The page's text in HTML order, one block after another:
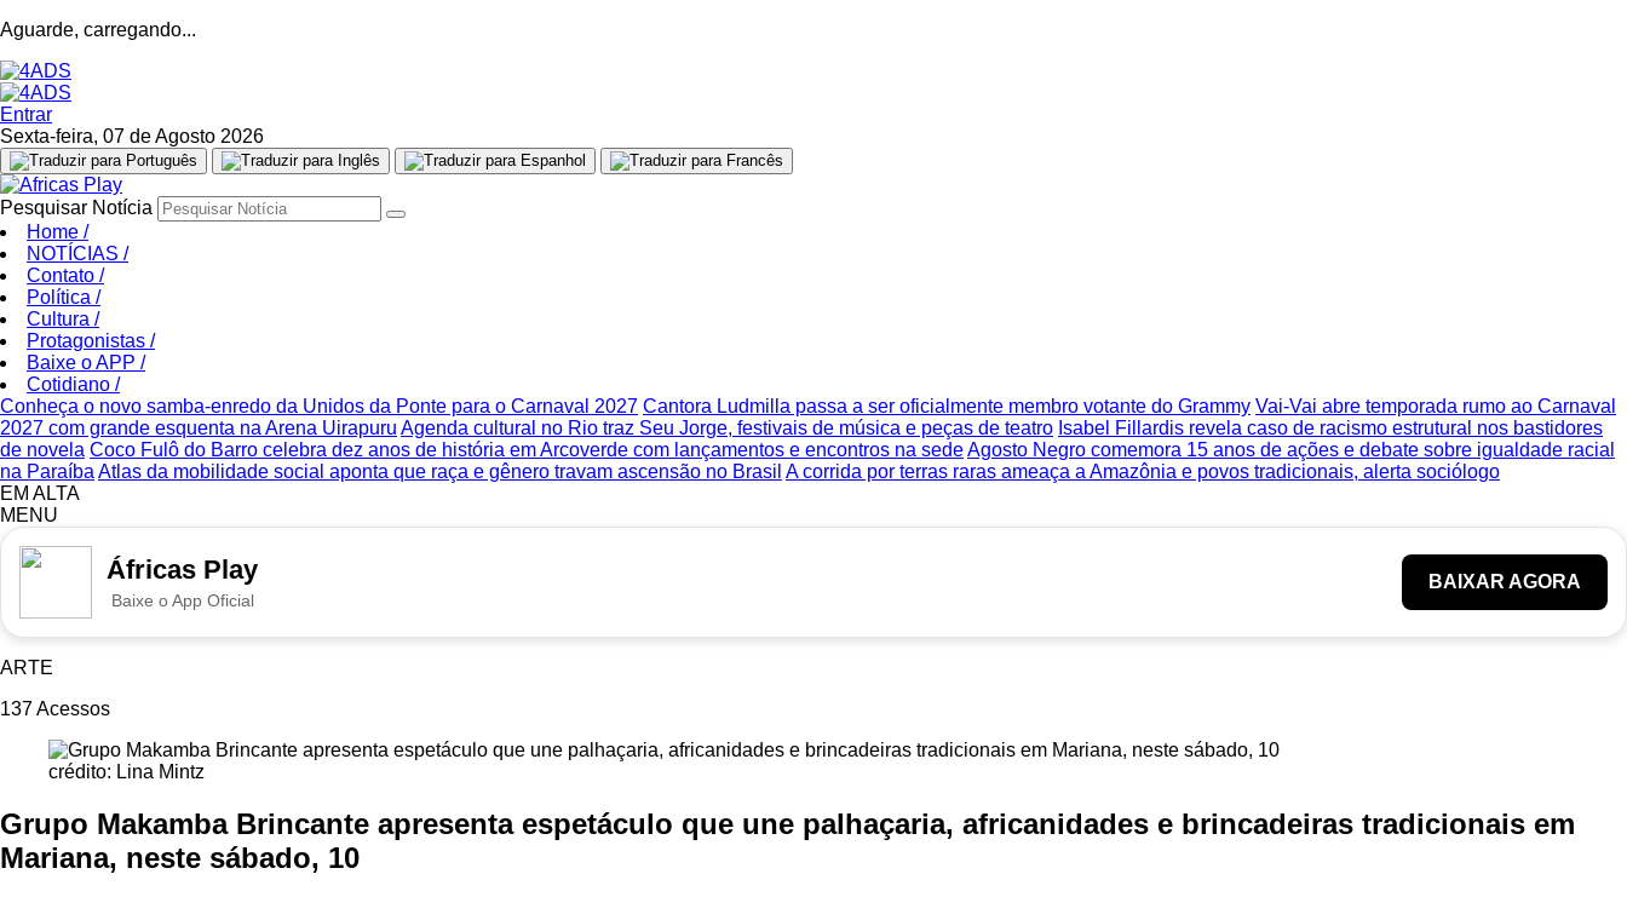
Aguarde, carregando...
Entrar
Sexta-feira, 07 de Agosto 2026
Pesquisar Notícia
Home /
NOTÍCIAS /
Contato /
Política /
Cultura /
Protagonistas /
Baixe o APP /
Cotidiano /
Conheça o novo samba-enredo da Unidos da Ponte para o Carnaval 2027 Cantora Ludmilla passa a ser oficialmente membro votante do Grammy Vai-Vai abre temporada rumo ao Carnaval
2027 com grande esquenta na Arena Uirapuru Agenda cultural no Rio traz Seu Jorge, festivais de música e peças de teatro Isabel Fillardis revela caso de racismo estrutural nos bastidores
de novela Coco Fulô do Barro celebra dez anos de história em Arcoverde com lançamentos e encontros na sedeAgosto Negro comemora 15 anos de ações e debate sobre igualdade racial
na Paraíba Atlas da mobilidade social aponta que raça e gênero travam ascensão no Brasil A corrida por terras raras ameaça a Amazônia e povos tradicionais, alerta sociólogo
EM ALTA
MENU
Áfricas Play
Baixe o App Oficial
BAIXAR AGORA
ARTE
137Acessos
crédito: Lina Mintz
Grupo Makamba Brincante apresenta espetáculo que une palhaçaria, africanidades e brincadeiras tradicionais em
Mariana, neste sábado, 10